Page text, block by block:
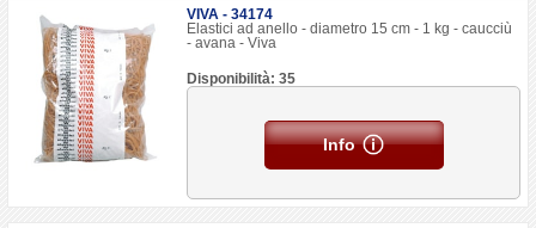
VIVA - 34174
Elastici ad anello - diametro 15 cm - 1 kg - caucciù
- avana - Viva
Disponibilità: 35
Info